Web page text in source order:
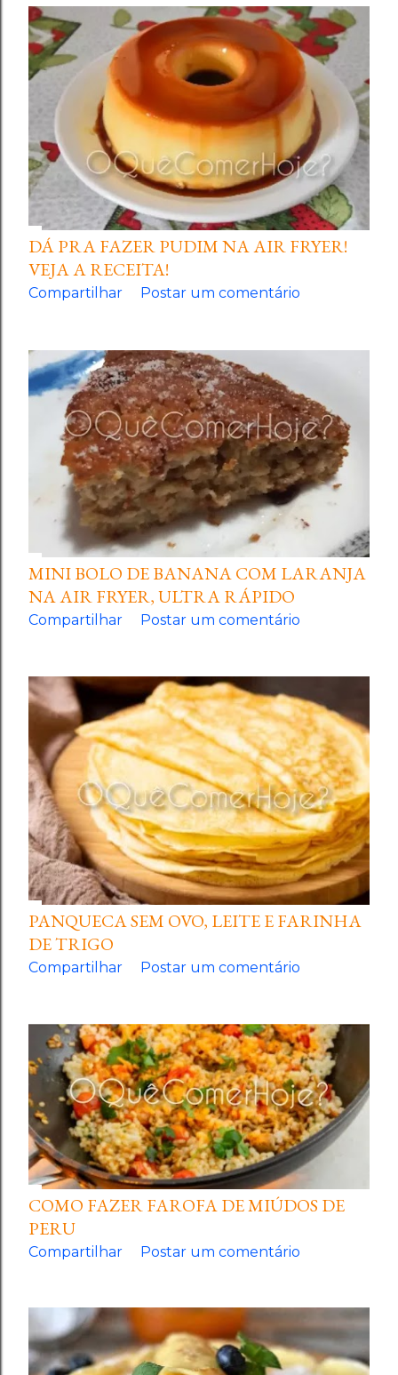
DÁ PRA FAZER PUDIM NA AIR FRYER!
VEJA A RECEITA!
Compartilhar Postar um comentário
MINI BOLO DE BANANA COM LARANJA
NA AIR FRYER, ULTRA RÁPIDO
Compartilhar Postar um comentário
PANQUECA SEM OVO, LEITE E FARINHA
DE TRIGO
Compartilhar Postar um comentário
COMO FAZER FAROFA DE MIÚDOS DE
PERU
Compartilhar Postar um comentário